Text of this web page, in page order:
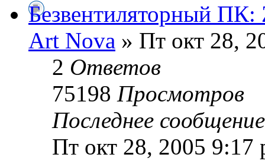
Безвентиляторный
Art Nova » Пт окт 28,
2 Ответов
75198 Просмотров
Последнее
Пт окт 28, 2005 9:17